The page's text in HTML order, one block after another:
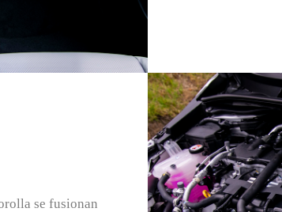
se fusionan